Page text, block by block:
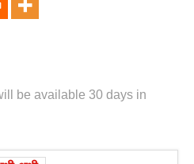
be available 30 days in